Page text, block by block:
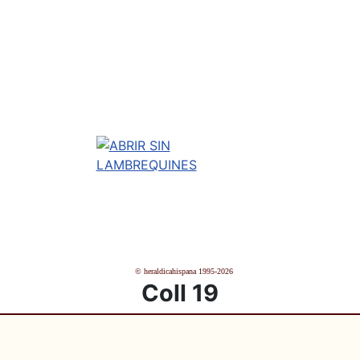
© heraldicahispana 1995-2026
Coll 19